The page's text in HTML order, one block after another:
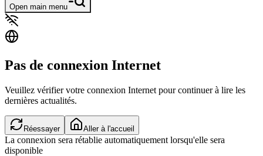
Open main menu
Pas de connexion Internet
Veuillez vérifier votre connexion Internet pour continuer à lire les
dernières actualités.
Vérification de la connexion...
La connexion sera rétablie automatiquement lorsqu'elle sera
disponible